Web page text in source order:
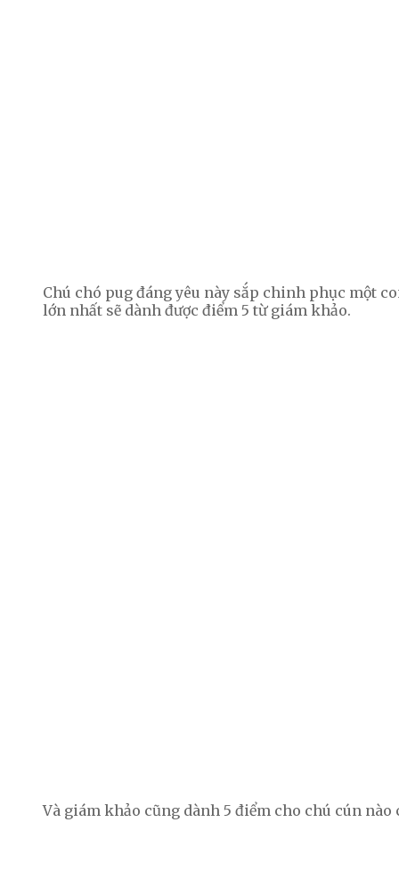
Chú chó pug đáng yêu này sắp chinh phục một
lớn nhất sẽ dành được điểm 5 từ giám khảo.
Và giám khảo cũng dành 5 điểm cho chú cún